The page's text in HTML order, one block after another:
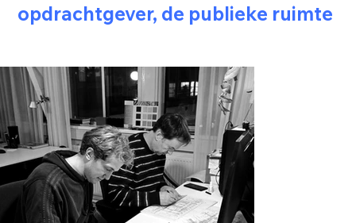
opdrachtgever, de publieke ruimte